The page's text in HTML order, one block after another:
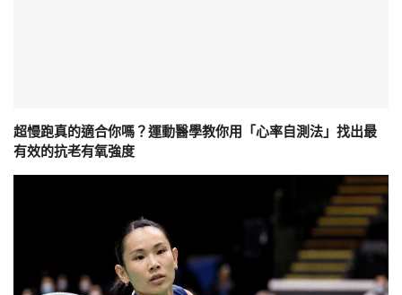
超慢跑真的適合你嗎？運動醫學教你用「心率自測法」找出最
有效的抗老有氧強度